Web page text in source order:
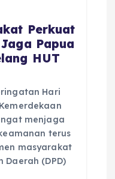
Perkuat
Papua
HUT
Hari
menjaga
terus
masyarakat
Daerah (DPD)